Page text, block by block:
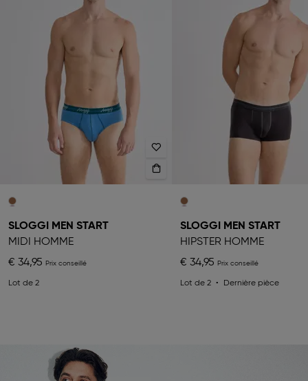
SLOGGI MEN START
MIDI HOMME
€ 34,95
Lot de 2
SLOGGI MEN START
HIPSTER HOMME
€ 34,95
Lot de 2 Dernière pièce